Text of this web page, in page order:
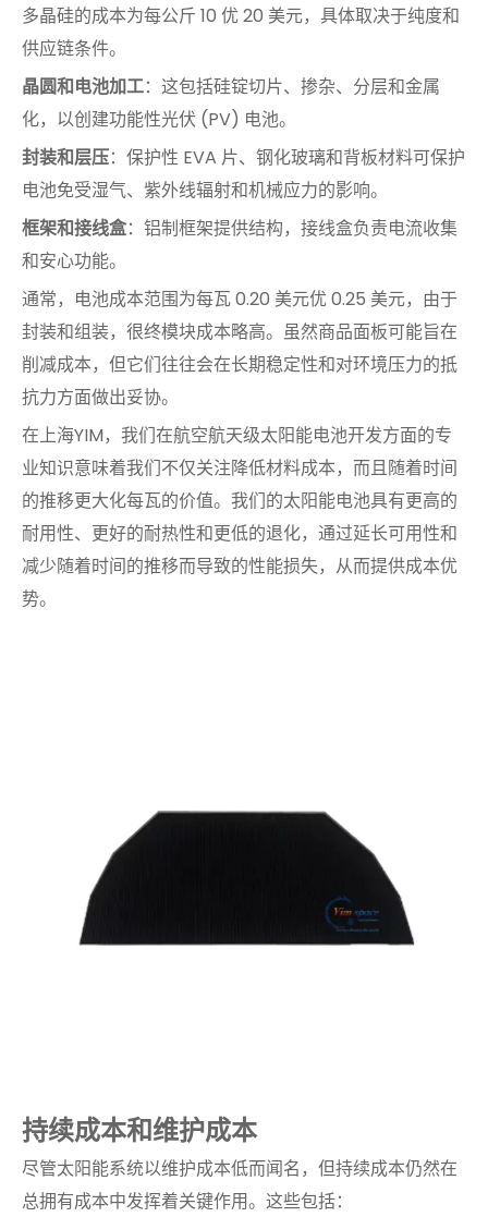
多晶硅的成本为每公斤 10 优 20 美元，具体取决于纯度和
供应链条件。
晶圆和电池加工：这包括硅锭切片、掺杂、分层和金属
化，以创建功能性光伏 (PV) 电池。
封装和层压：保护性 EVA 片、钢化玻璃和背板材料可保护
电池免受湿气、紫外线辐射和机械应力的影响。
框架和接线盒：铝制框架提供结构，接线盒负责电流收集
和安心功能。
通常，电池成本范围为每瓦 0.20 美元优 0.25 美元，由于
封装和组装，很终模块成本略高。虽然商品面板可能旨在
削减成本，但它们往往会在长期稳定性和对环境压力的抵
抗力方面做出妥协。
在上海YIM，我们在航空航天级太阳能电池开发方面的专
业知识意味着我们不仅关注降低材料成本，而且随着时间
的推移更大化每瓦的价值。我们的太阳能电池具有更高的
耐用性、更好的耐热性和更低的退化，通过延长可用性和
减少随着时间的推移而导致的性能损失，从而提供成本优
势。
持续成本和维护成本
尽管太阳能系统以维护成本低而闻名，但持续成本仍然在
总拥有成本中发挥着关键作用。这些包括：